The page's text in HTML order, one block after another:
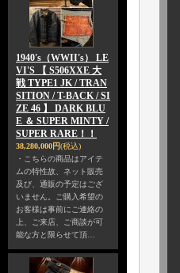
1940's（WWII's） LE
VI'S 【 S506XXE 大
戦 TYPE1 JK / TRAN
SITION / T-BACK / SI
ZE 46 】 DARK BLU
E ＆ SUPER MINTY /
SUPER RARE！！
38,280,000円(税込)
・こちらの商品はアイテ
ムの特性故、ネット販売
及び、通販の予定はござ
いません。ご購入希望の
お客様は事前にご連絡の
上、ご来店、ご商談が可
能な方と限らせて頂…